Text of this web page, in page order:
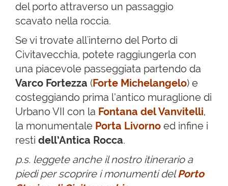
del porto attraverso un passaggio
scavato nella roccia.
Se vi trovate all'interno del Porto di
Civitavecchia, potete raggiungerla con
una piacevole passeggiata partendo da
Varco Fortezza (Forte Michelangelo) e
costeggiando prima l’antico muraglione di
Urbano VII con la Fontana del Vanvitelli,
la monumentale Porta Livorno ed infine i
resti dell’Antica Rocca.
p.s. leggete anche il nostro itinerario a
piedi per scoprire i monumenti delPorto